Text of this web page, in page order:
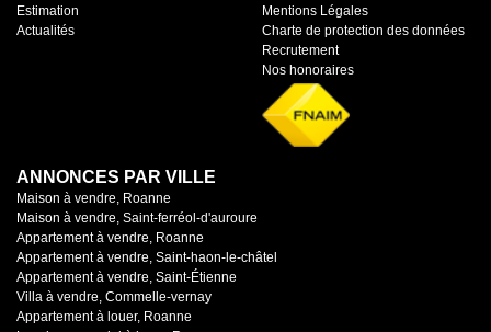
Estimation
Actualités
Mentions Légales
Charte de protection des données
Recrutement
Nos honoraires
ANNONCES PAR VILLE
Maison à vendre, Roanne
Maison à vendre, Saint-ferréol-d'auroure
Appartement à vendre, Roanne
Appartement à vendre, Saint-haon-le-châtel
Appartement à vendre, Saint-Étienne
Villa à vendre, Commelle-vernay
Appartement à louer, Roanne